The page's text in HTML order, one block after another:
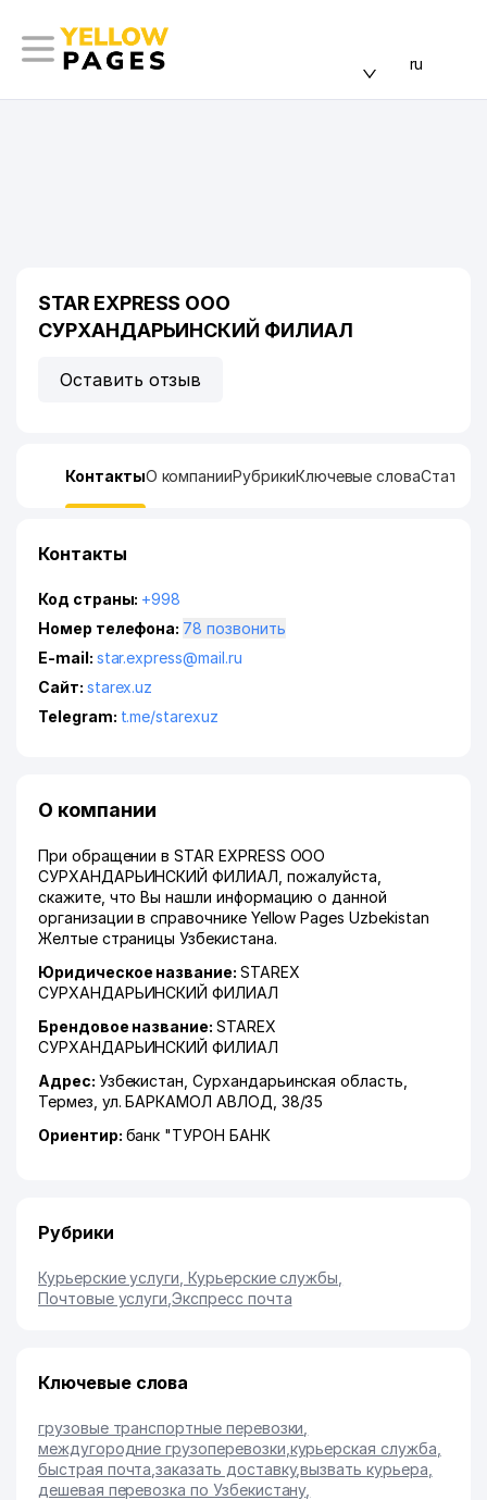
ru
STAR EXPRESS ООО
СУРХАНДАРЬИНСКИЙ ФИЛИАЛ
Оставить отзыв
КонтактыО компанииРубрикиКлючевые слова
Контакты
Код страны: +998
Номер телефона:
78 позвонить
E-mail: star.express@mail.ru
Сайт: starex.uz
Telegram: t.me/starexuz
О компании
При обращении в STAR EXPRESS ООО
СУРХАНДАРЬИНСКИЙ ФИЛИАЛ, пожалуйста,
скажите, что Вы нашли информацию о данной
организации в справочнике Yellow Pages Uzbekistan
Желтые страницы Узбекистана.
Юридическое название: STAREX
СУРХАНДАРЬИНСКИЙ ФИЛИАЛ
Брендовое название: STAREX
СУРХАНДАРЬИНСКИЙ ФИЛИАЛ
Адрес: Узбекистан,Сурхандарьинская область
Термез ул. БАРКАМОЛ АВЛОД , 38/35
Ориентир: банк "ТУРОН БАНК
Рубрики
Курьерские услуги, Курьерские службы
Почтовые услуги ,Экспресс почта
Ключевые слова
грузовые транспортные перевозки
междугородние грузоперевозки курьерская служба
быстрая почта ,заказать доставку,вызвать курьера
дешевая перевозка по Узбекистану,